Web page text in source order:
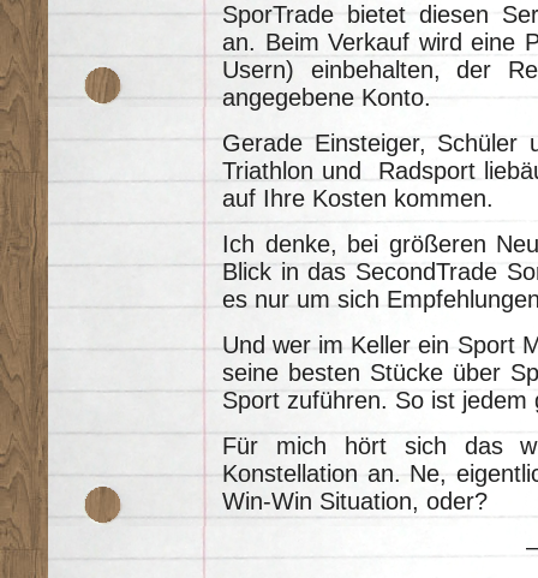
SporTrade bietet diesen
an. Beim Verkauf wird eine
Usern) einbehalten, der
angegebene Konto.
Gerade Einsteiger,
Triathlon und Radsport
auf Ihre Kosten kommen.
Ich denke, bei größeren
Blick in das SecondTrade
es nur um sich
Und wer im Keller ein Sport
seine besten Stücke über
Sport zuführen. So ist jedem
Für mich hört sich das
Konstellation an. Ne,
Win-Win Situation, oder?